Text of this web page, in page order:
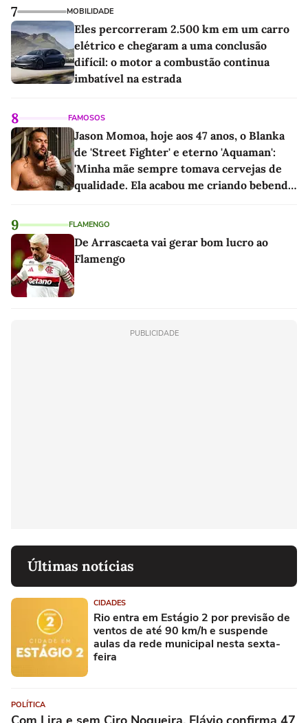
7 MOBILIDADE
Eles percorreram 2.500 km em um carro
elétrico e chegaram a uma conclusão
difícil: o motor a combustão continua
imbatível na estrada
8 FAMOSOS
Jason Momoa, hoje aos 47 anos, o Blanka
de 'Street Fighter' e eterno 'Aquaman':
'Minha mãe sempre tomava cervejas de
qualidade. Ela acabou me criando bebendo
9 FLAMENGO
De Arrascaeta vai gerar bom lucro ao
Flamengo
PUBLICIDADE
Últimas notícias
CIDADES
Rio entra em Estágio 2 por previsão de
ventos de até 90 km/h e suspende
aulas da rede municipal nesta sexta-
feira
POLÍTICA